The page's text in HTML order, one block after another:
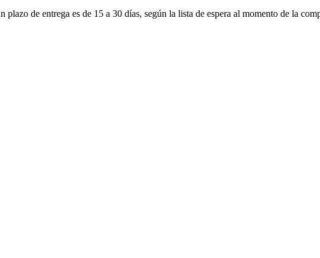
de entrega es de 15 a 30 días, según la lista de espera al momento de la